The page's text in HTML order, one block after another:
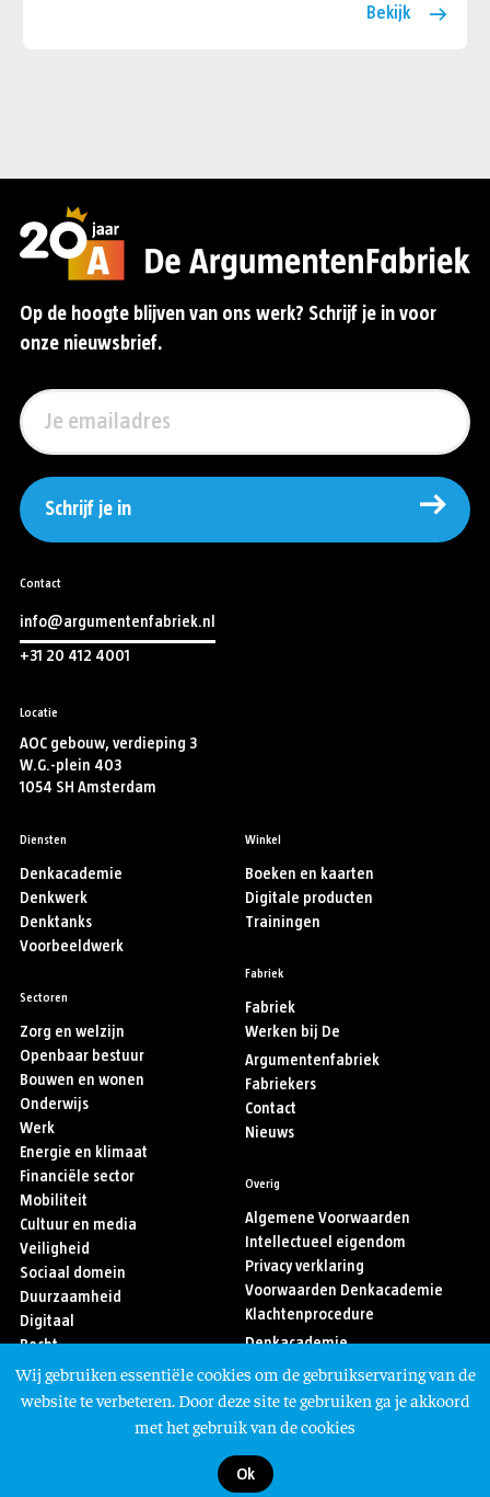
Bekijk
Op de hoogte blijven van ons werk? Schrijf je in voor
onze nieuwsbrief.
Schrijf je in
Contact
info@argumentenfabriek.nl
+31 20 412 4001
Locatie
AOC gebouw, verdieping 3
W.G.-plein 403
1054 SH Amsterdam
Diensten
Denkacademie
Denkwerk
Denktanks
Voorbeeldwerk
Sectoren
Zorg en welzijn
Openbaar bestuur
Bouwen en wonen
Onderwijs
Werk
Energie en klimaat
Financiële sector
Mobiliteit
Cultuur en media
Veiligheid
Sociaal domein
Duurzaamheid
Digitaal
Recht
Sport
Asiel en migratie
Winkel
Boeken en kaarten
Digitale producten
Trainingen
Fabriek
Fabriek
Werken bij De
Argumentenfabriek
Fabriekers
Contact
Nieuws
Overig
Algemene Voorwaarden
Intellectueel eigendom
Privacy verklaring
Voorwaarden Denkacademie
Klachtenprocedure
Denkacademie
Volg ons
Wij gebruiken essentiële cookies om de gebruikservaring van de
website te verbeteren. Door deze site te gebruiken ga je akkoord
met het gebruik van de cookies
Ok